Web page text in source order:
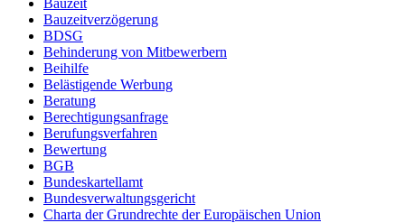
Bauzeitverzögerung
BDSG
Behinderung von Mitbewerbern
Beihilfe
Belästigende Werbung
Beratung
Berechtigungsanfrage
Berufungsverfahren
Bewertung
BGB
Bundeskartellamt
Bundesverwaltungsgericht
Charta der Grundrechte der Europäischen Union